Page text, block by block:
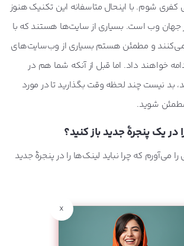
کفری شوم. با اینحال متاسفانه این تکنیک هنوز
وب است. بسیاری از سایت‌ها هستند که با
را می‌کنند و مطمئن هستم بسیاری از وب‌سایت‌های
ادامه خواهند داد. اما قبل از آنکه شما هم در
بد نیست چند لحظه وقت بگذارید تا در مورد
شوید.
در یک پنجرۀ جدید باز کنید؟
اصلی را می‌آورم که چرا نباید لینک‌ها را در پنجرۀ جدید
x